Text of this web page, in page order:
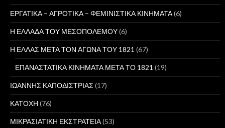
ΕΡΓΑΤΙΚΑ – ΑΓΡΟΤΙΚΑ – ΦΕΜΙΝΙΣΤΙΚΑ ΚΙΝΗΜΑΤΑ(6)
Η ΕΛΛΑΔΑ ΤΟΥ ΜΕΣΟΠΟΛΕΜΟΥ(6)
Η ΕΛΛΑΣ ΜΕΤΑ ΤΟΝ ΑΓΩΝΑ ΤΟΥ 1821 (67)
ΕΠΑΝΑΣΤΑΤΙΚΑ ΚΙΝΗΜΑΤΑ ΜΕΤΑ ΤΟ 1821 (19)
ΙΩΑΝΝΗΣ ΚΑΠΟΔΙΣΤΡΙΑΣ (17)
ΚΑΤΟΧΗ (76)
ΜΙΚΡΑΣΙΑΤΙΚΗ ΕΚΣΤΡΑΤΕΙΑ(53)